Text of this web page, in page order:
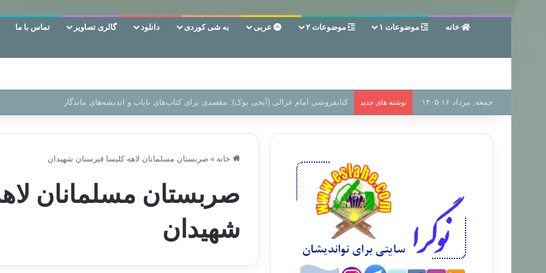
خانه موضوعات ۱ موضوعات ۲ عربی به شی کوردی دانلود گالری تصاویر تماس با ما
جمعه, مرداد ۱۶ ۱۴۰۵ نوشته های جدید سر دفتر فساد در زمین‌، دوری وکناره‌گیری از راه خداست‌!
خانه » صربستان مسلمانان لاهه كليسا قبرستان شهيدان
صربستان مسلمانان
شهيدان